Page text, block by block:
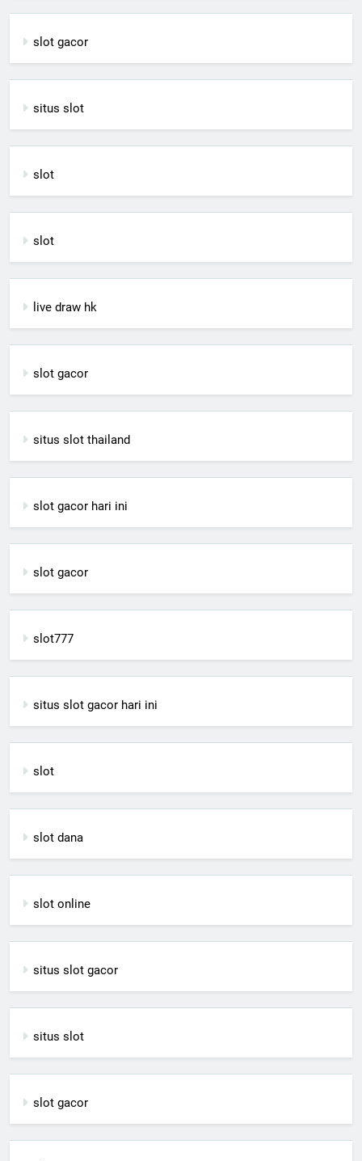
slot gacor
situs slot
slot
slot
live draw hk
slot gacor
situs slot thailand
slot gacor hari ini
slot gacor
slot777
situs slot gacor hari ini
slot
slot dana
slot online
situs slot gacor
situs slot
slot gacor